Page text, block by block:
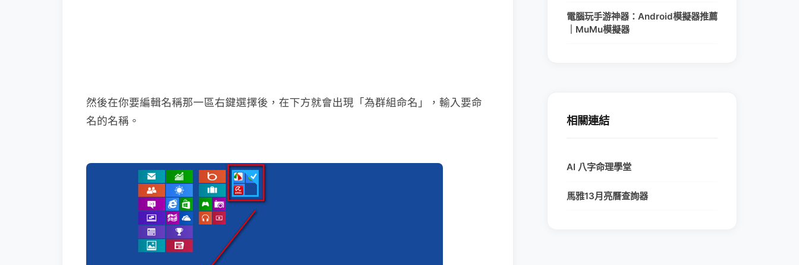
然後在你要編輯名稱那一區右鍵選擇後，在下方就會出現「為群組命名」，輸入要命
名的名稱。
電腦玩手游神器：Android模擬器推薦
｜MuMu模擬器
相關連結
AI 八字命理學堂
馬雅13月亮曆查詢器